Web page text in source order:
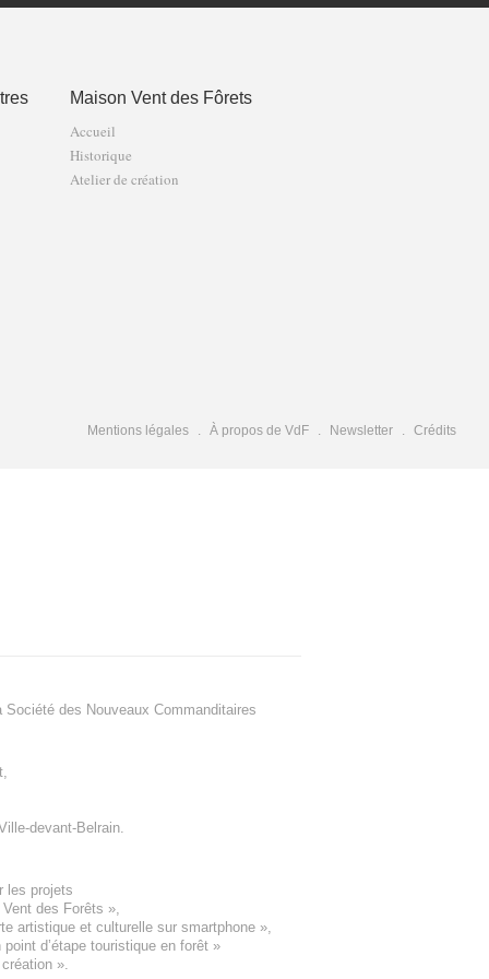
Maison Vent des Fôrets
Accueil
Historique
Atelier de création
Mentions légales À propos de VdF Newsletter Crédits
Société des Nouveaux Commanditaires
,
devant-Belrain.
les projets
des Forêts »,
artistique et culturelle sur smartphone »,
point d’étape touristique en forêt »
création ».